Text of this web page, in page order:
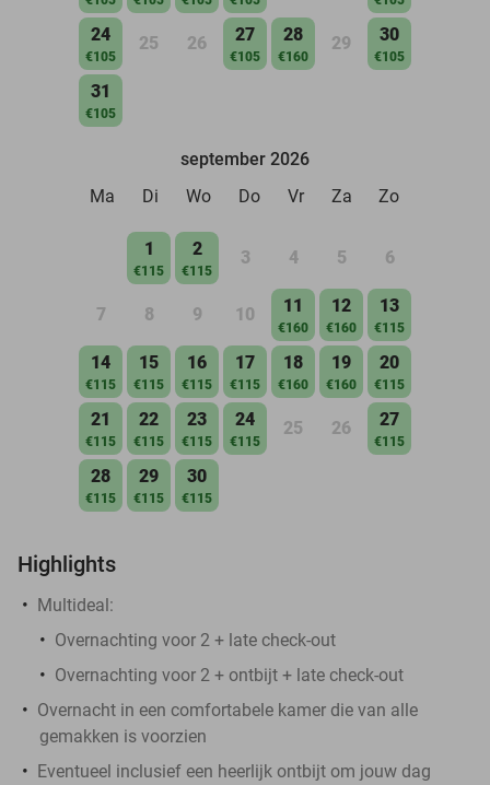
24
€105
25 26 27
€105
28
€160
29 30
€105
31
€105
september 2026
Ma
Di Wo Do Vr Za Zo
1
€115
2
€115
3 4 5 6
7 8 9 10 11
€160
12
€160
13
€115
14
€115
15
€115
16
€115
17
€115
18
€160
19
€160
20
€115
21
€115
22
€115
23
€115
24
€115
25 26 27
€115
28
€115
29
€115
30
€115
Highlights
Multideal:
Overnachting voor 2 + late check-out
Overnachting voor 2 + ontbijt + late check-out
Overnacht in een comfortabele kamer die van alle
gemakken is voorzien
Eventueel inclusief een heerlijk ontbijt om jouw dag